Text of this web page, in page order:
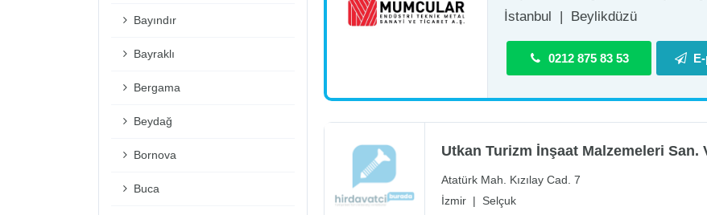
Bayındır
Bayraklı
Bergama
Beydağ
Bornova
Buca
İstanbul
Beylikdüzü
0212 875 83 53
Utkan Turizm İnşaat Malzemeleri San.
Atatürk Mah. Kızılay Cad. 7
İzmir | Selçuk